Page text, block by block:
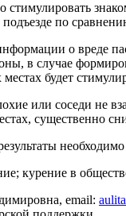
стимулировать
по
о вреде
в случае
будет
или соседи не
существенно
курение в
email: